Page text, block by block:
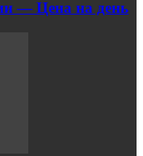
— Цена на день